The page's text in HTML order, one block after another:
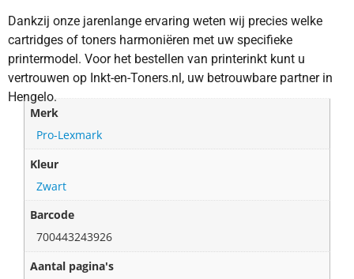
Dankzij onze jarenlange ervaring weten wij precies welke
cartridges of toners harmoniëren met uw specifieke
printermodel. Voor het bestellen van printerinkt kunt u
vertrouwen op Inkt-en-Toners.nl, uw betrouwbare partner in
Hengelo.
Merk
Pro-Lexmark
Kleur
Zwart
Barcode
700443243926
Aantal pagina's